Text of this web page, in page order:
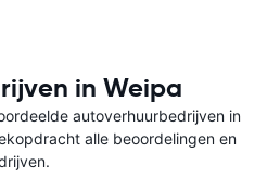
in Weipa
autoverhuurbedrijven in
alle beoordelingen en